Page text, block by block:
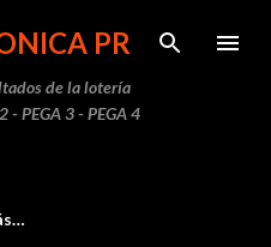
principalPR
de la lotería
- PEGA 3 - PEGA 4